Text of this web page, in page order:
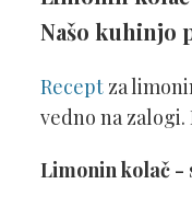
Našo kuhinjo
Receptza
vedno na
Limonin kolač -